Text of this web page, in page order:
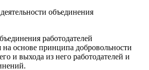
объединения
работодателей
на основе принципа добровольности
и выхода из него работодателей и